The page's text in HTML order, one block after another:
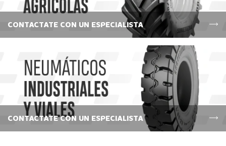
CONTACTATE CON UN ESPECIALISTA
CONTACTATE CON UN ESPECIALISTA